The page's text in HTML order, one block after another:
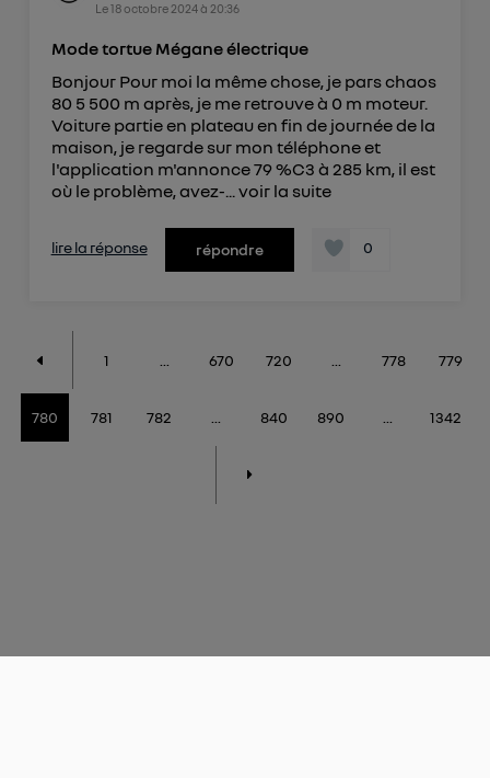
Le18 octobre 2024à 20:36
Mode tortue Mégane électrique
Bonjour Pour moi la même chose, je pars chaos
80 5 500 m après, je me retrouve à 0 m moteur.
Voiture partie en plateau en fin de journée de la
maison, je regarde sur mon téléphone et
l'application m'annonce 79 %C3 à 285 km, il est
où le problème, avez-...voir la suite
lire la réponse répondre 0
1 670 720 778 779
780 781 782 840 890 1342